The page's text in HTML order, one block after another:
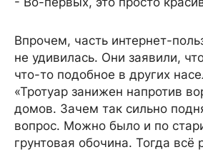
Впрочем, часть интернет-
не удивилась. Они заявили,
что-то подобное в других
«Тротуар занижен напротив
домов. Зачем так сильно
вопрос. Можно было и по
грунтовая обочина. Тогда всё